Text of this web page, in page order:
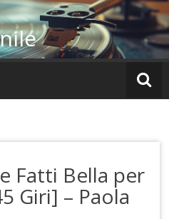
Fatti Bella per
Giri] – Paola